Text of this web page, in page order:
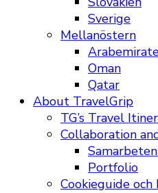
Sverige
Mellanöstern
Oman
Qatar
About TravelGrip
TG’s Travel
Collaboration
Portfolio
Cookieguide